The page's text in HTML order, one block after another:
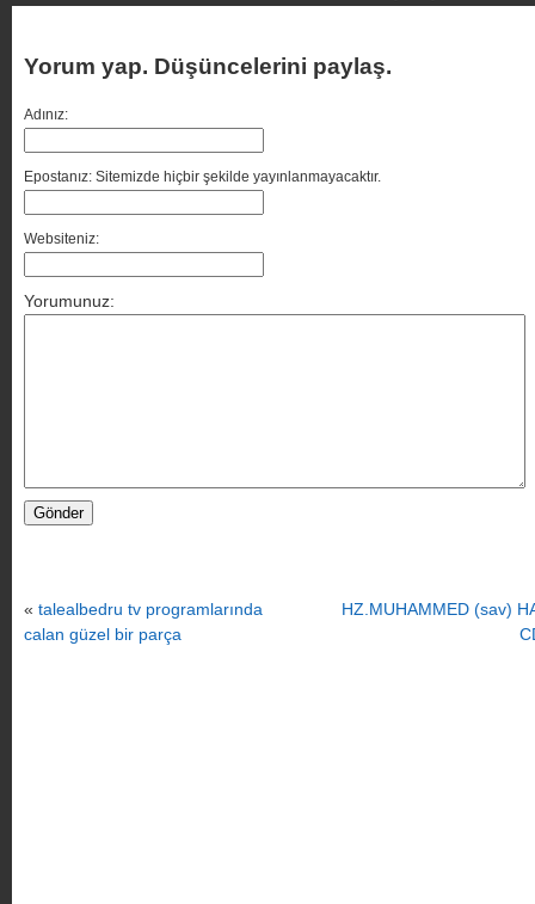
Yorum yap. Düşüncelerini paylaş.
Adınız:
Epostanız: Sitemizde hiçbir şekilde yayınlanmayacaktır.
Websiteniz:
Yorumunuz:
« talealbedru tv programlarında
calan güzel bir parça
HZ.MUHAMMED (sav)